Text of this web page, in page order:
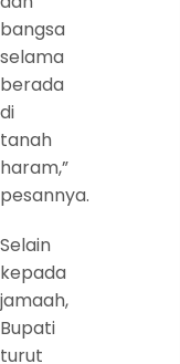
bangsa
selama
berada
di
tanah
haram,”
pesannya.
Selain
kepada
jamaah,
Bupati
turut